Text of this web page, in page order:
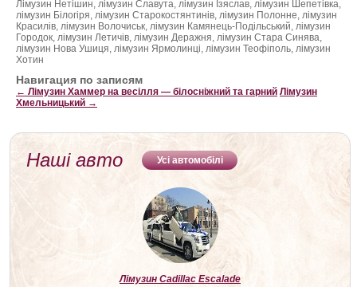
Лімузин Нетішин, лімузин Славута, лімузин Ізяслав, лімузин Шепетівка,
лімузин Білогіря, лімузин Старокостянтинів, лімузин Полонне, лімузин
Красилів, лімузин Волочиськ, лімузин Камянець-Подільський, лімузин
Городок, лімузин Летичів, лімузин Деражня, лімузин Стара Синява,
лімузин Нова Ушиця, лімузин Ярмолинці, лімузин Теофіполь, лімузин
Хотин
Навигация по записям
← Лімузин Хаммер на весілля — білосніжний та гарний Лімузин
Хмельницький →
Наші авто Усі автомобілі
Лімузин Cadillac Escalade